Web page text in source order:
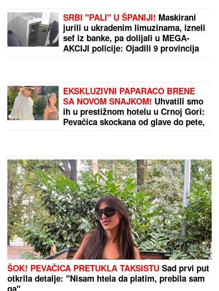
prava ISTINA
SKANDAL U ISTANBULU!Emina Jahović pokradena
za 50.000 EVRA: Nasela na prevaru devojke iz Crne
Gore